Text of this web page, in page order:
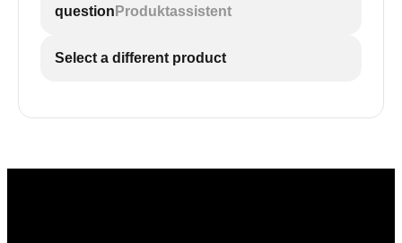
question Produktassistent
Select a different product